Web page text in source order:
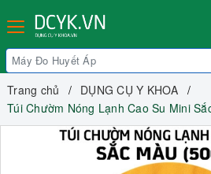
Trang chủ
DỤNG CỤ Y KHOA
Túi Chườm Nóng Lạnh Cao Su Mini